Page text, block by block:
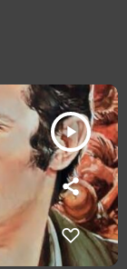
play_arrow